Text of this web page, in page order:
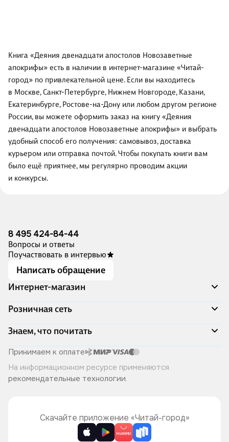
Книга «Деяния двенадцати апостолов Новозаветные
апокрифы» есть в наличии в интернет-магазине «Читай-
город» по привлекательной цене. Если вы находитесь
в Москве, Санкт-Петербурге, Нижнем Новгороде, Казани,
Екатеринбурге, Ростове-на-Дону или любом другом регионе
России, вы можете оформить заказ на книгу «Деяния
двенадцати апостолов Новозаветные апокрифы» и выбрать
удобный способ его получения: самовывоз, доставка
курьером или отправка почтой. Чтобы покупать книги вам
было ещё приятнее, мы регулярно проводим акции
и конкурсы.
8 495 424-84-44
Вопросы и ответы
Поучаствовать в интервью
Написать обращение
Интернет-магазин
Акции
Доставка и оплата
Программа лояльности
Подарочные сертификаты
Правила продажи
Политика конфиденциальности
Розничная сеть
Адреса магазинов
Книжный Дозор
О компании
Читай-город для бизнеса
Хотите у нас работать?
Знаем, что почитать
Скоро в продаже
Лучшие из лучших
Читай-журнал
Принимаем к оплате
На информационном ресурсе применяются
рекомендательные технологии.
Скачайте приложение «Читай-город»